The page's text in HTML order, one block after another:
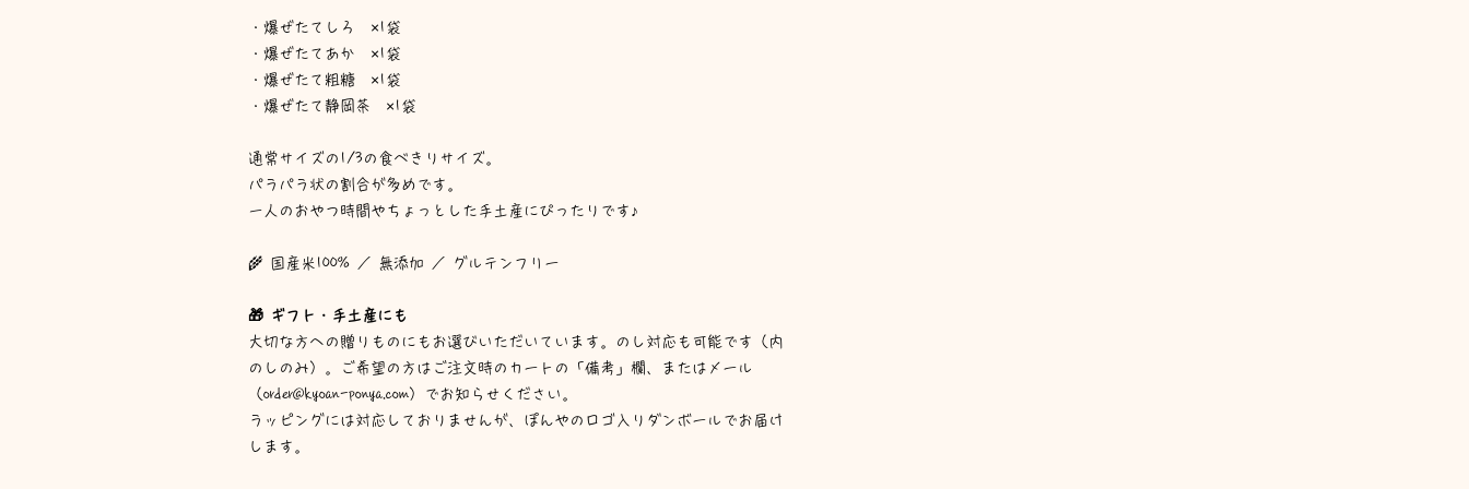
・爆ぜたてしろ ×1袋
・爆ぜたてあか ×1袋
・爆ぜたて粗糖 ×1袋
・爆ぜたて静岡茶 ×1袋
通常サイズの1/3の食べきりサイズ。
パラパラ状の割合が多めです。
一人のおやつ時間やちょっとした手土産にぴったりです♪
🌾 国産米100% ／ 無添加 ／ グルテンフリー
🎁 ギフト・手土産にも
大切な方への贈りものにもお選びいただいています。のし対応も可能です（内
のしのみ）。ご希望の方はご注文時のカートの「備考」欄、またはメール
（order@kyoan-ponya.com）でお知らせください。
ラッピングには対応しておりませんが、ぽんやのロゴ入りダンボールでお届け
します。